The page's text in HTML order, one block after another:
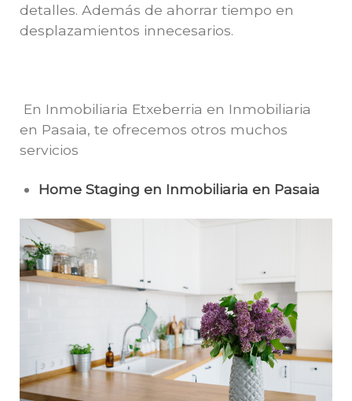
detalles. Además de ahorrar tiempo en
desplazamientos innecesarios.
En Inmobiliaria Etxeberria en Inmobiliaria
en Pasaia, te ofrecemos otros muchos
servicios
Home Staging en Inmobiliaria en Pasaia